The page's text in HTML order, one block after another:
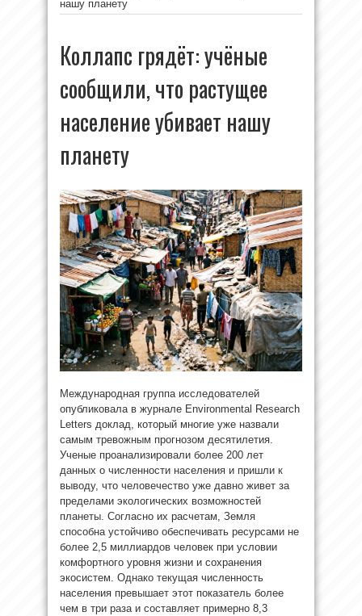
нашу планету
Коллапс грядёт: учёные
сообщили, что растущее
население убивает нашу
планету
Международная группа исследователей
опубликовала в журнале Environmental Research
Letters доклад, который многие уже назвали
самым тревожным прогнозом десятилетия.
Ученые проанализировали более 200 лет
данных о численности населения и пришли к
выводу, что человечество уже давно живет за
пределами экологических возможностей
планеты. Согласно их расчетам, Земля
способна устойчиво обеспечивать ресурсами не
более 2,5 миллиардов человек при условии
комфортного уровня жизни и сохранения
экосистем. Однако текущая численность
населения превышает этот показатель более
чем в три раза и составляет примерно 8,3